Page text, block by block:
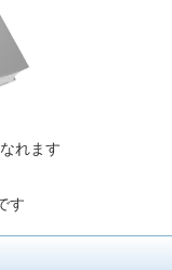
れます
す